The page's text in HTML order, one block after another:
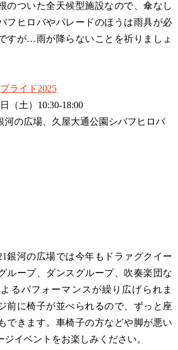
のついた全天候型施設なので、傘なし
フヒロバやパレードのほうは雨具が必
すが…雨が降らないことを祈りましょ
ライド2025
（土）10:30-18:00
河の広場、久屋大通公園シバフヒロバ
銀河の広場では今年もドラァグクイー
ループ、ダンスグループ、吹奏楽団な
るパフォーマンスが繰り広げられま
前に椅子が並べられるので、ずっと座
できます。車椅子の方などや脚が悪い
イベントをお楽しみください。